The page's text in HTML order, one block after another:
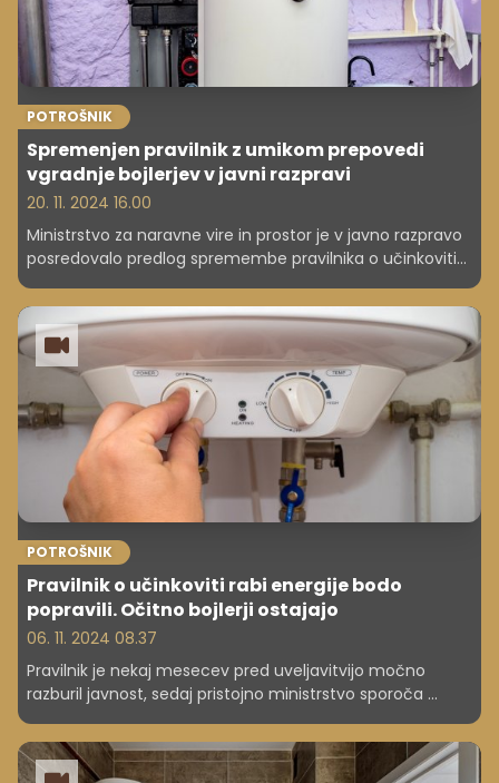
POTROŠNIK
Spremenjen pravilnik z umikom prepovedi
vgradnje bojlerjev v javni razpravi
20. 11. 2024 16.00
Ministrstvo za naravne vire in prostor je v javno razpravo
posredovalo predlog spremembe pravilnika o učinkoviti
rabi energije v stavbah, iz katerega je umaknilo člen, ki je
po novem letu predvideval prepoved vgradnje električnih
bojlerjev in nekaterih drugih generatorjev toplote.
Pripombe sprejemajo do 26. novembra.
POTROŠNIK
Pravilnik o učinkoviti rabi energije bodo
popravili. Očitno bojlerji ostajajo
06. 11. 2024 08.37
Pravilnik je nekaj mesecev pred uveljavitvijo močno
razburil javnost, sedaj pristojno ministrstvo sporoča ...